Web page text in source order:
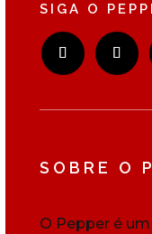
SIGA O
SOBRE O
O Pepper é